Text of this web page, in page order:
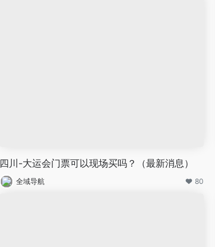
四川-大运会门票可以现场买吗？（最新消息）
全域导航 80